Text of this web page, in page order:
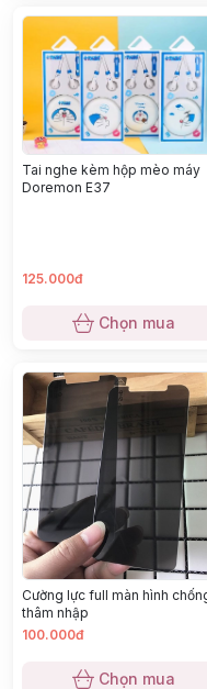
Tai nghe kèm hộp mèo máy
Doremon E37
125.000đ
Chọn mua
Cường lực full màn hình
thâm nhập
100.000đ
Chọn mua